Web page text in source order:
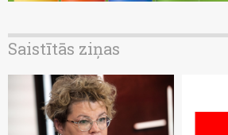
Saistītās ziņas